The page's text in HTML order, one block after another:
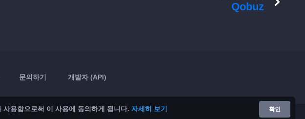
Qobuz
문의하기 개발자 (API)
용함으로써 이 사용에 동의하게 됩니다. 자세히 보기 확인